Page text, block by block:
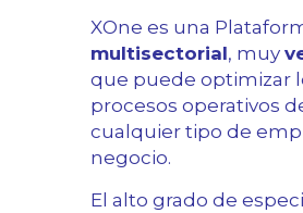
XOne es una
multisectorial, muy
que puede optimizar
procesos operativos
cualquier tipo de
negocio.
El alto grado de